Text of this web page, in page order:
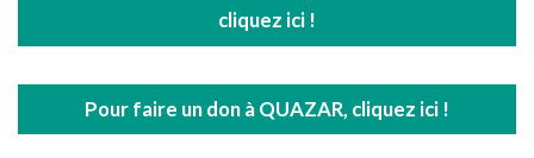
cliquez ici !
Pour faire un don à QUAZAR, cliquez ici !